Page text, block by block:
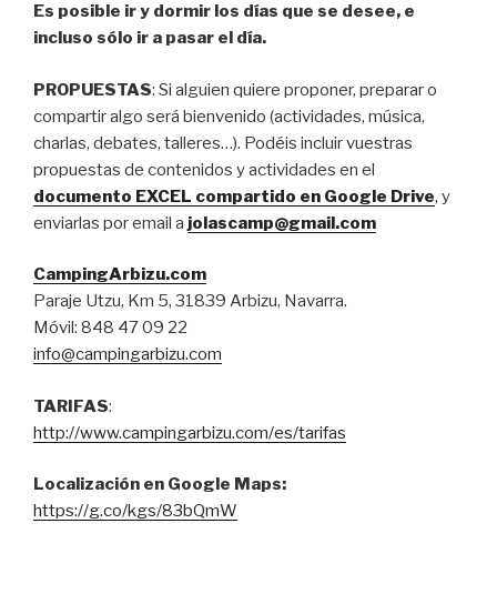
Es posible ir y dormir los días que se desee, e
incluso sólo ir a pasar el día.
PROPUESTAS: Si alguien quiere proponer, preparar o
compartir algo será bienvenido (actividades, música,
charlas, debates, talleres…). Podéis incluir vuestras
propuestas de contenidos y actividades en el
documento EXCEL compartido en Google Drive, y
enviarlas por email a jolascamp@gmail.com
CampingArbizu.com
Paraje Utzu, Km 5, 31839 Arbizu, Navarra.
Móvil: 848 47 09 22
info@campingarbizu.com
TARIFAS:
http://www.campingarbizu.com/es/tarifas
Localización en Google Maps:
https://g.co/kgs/83bQmW